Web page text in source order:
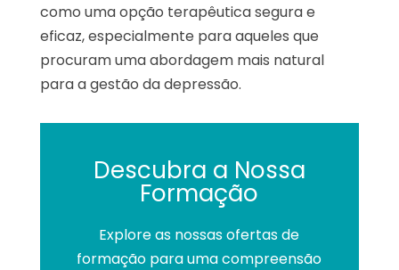
como uma opção terapêutica segura e
eficaz, especialmente para aqueles que
procuram uma abordagem mais natural
para a gestão da depressão.
Descubra a Nossa
Formação
Explore as nossas ofertas de
formação para uma compreensão